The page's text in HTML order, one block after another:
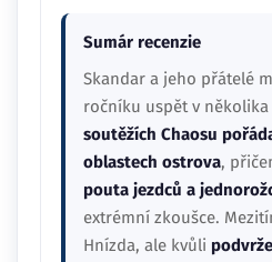
Sumár recenzie
Skandar a jeho přátelé
ročníku uspět v
soutěžích Chaosu
oblastech ostrova,
pouta jezdců a
extrémní zkoušce.
Hnízda, ale kvůli